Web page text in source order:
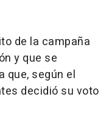
de la campaña
y que se
que, según el
decidió su voto